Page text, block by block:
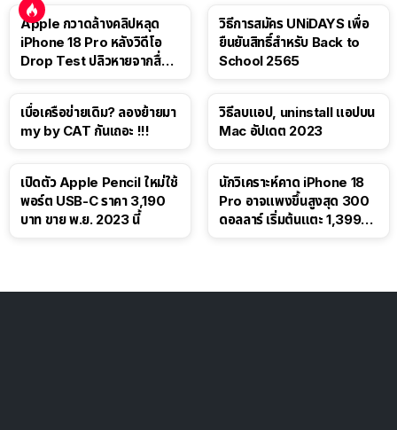
Apple กวาดล้างคลิปหลุด
iPhone 18 Pro หลังวิดีโอ
Drop Test ปลิวหายจากสื่อ
วิธีการสมัคร UNiDAYS เพื่อ
ยืนยันสิทธิ์สำหรับ Back to
School 2565
เบื่อเครือข่ายเดิม? ลองย้ายมา
my by CAT กันเถอะ !!!
วิธีลบแอป, uninstall แอปบน
Mac อัปเดต 2023
เปิดตัว Apple Pencil ใหม่ใช้
พอร์ต USB-C ราคา 3,190
บาท ขาย พ.ย. 2023 นี้
นักวิเคราะห์คาด iPhone 18
Pro อาจแพงขึ้นสูงสุด 300
ดอลลาร์ เริ่มต้นแตะ 1,399